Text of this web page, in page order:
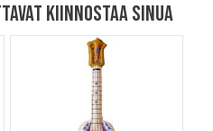
kiinnostaa sinua